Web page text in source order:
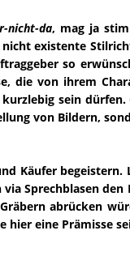
nicht-da, mag ja
existente
so
die von ihrem
sein
von Bildern,
Käufer
Sprechblasen
abrücken
hier eine Prämisse